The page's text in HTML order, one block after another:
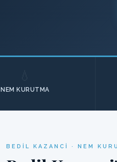
NEM KURUTMA
BEDIL KAZANCI · NEM